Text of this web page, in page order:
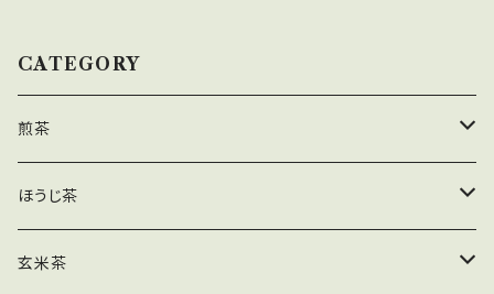
CATEGORY
煎茶
茶葉
ティーバッグ
ほうじ茶
茶葉
玄米茶